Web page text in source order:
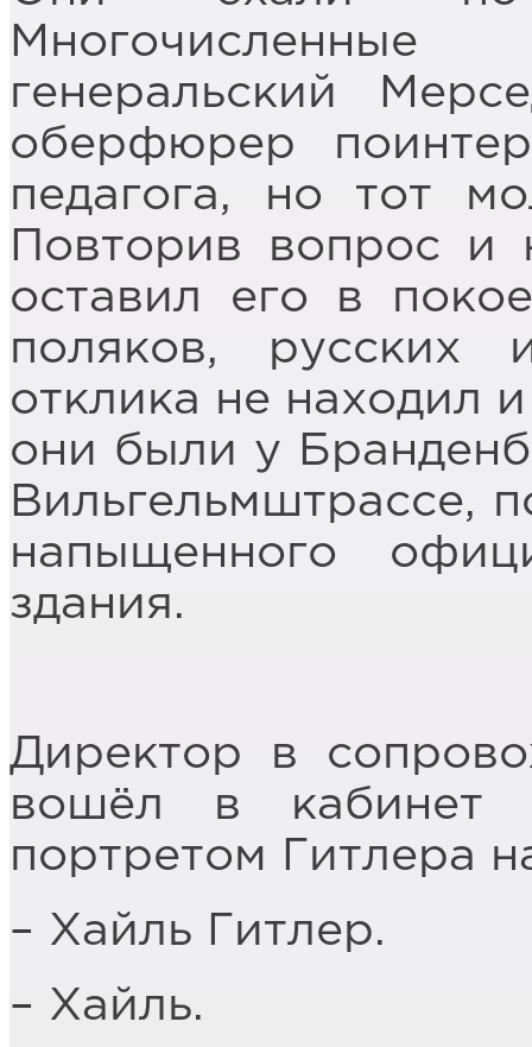
генеральский
оберфюрер
педагога, но тот
Повторив вопрос и
оставил его в
поляков, русских
отклика не находил
они были у
Вильгельмштрассе,
напыщенного
здания.
Директор в
вошёл в кабинет
портретом Гитлера
– Хайль Гитлер.
– Хайль.